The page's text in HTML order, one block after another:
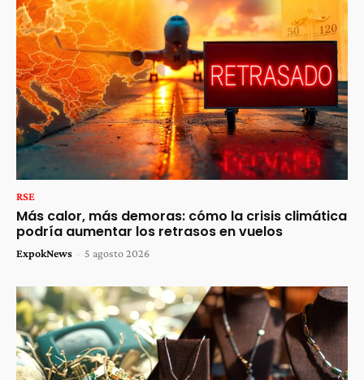
RSE
Más calor, más demoras: cómo la crisis climática
podría aumentar los retrasos en vuelos
ExpokNews - 5 agosto 2026